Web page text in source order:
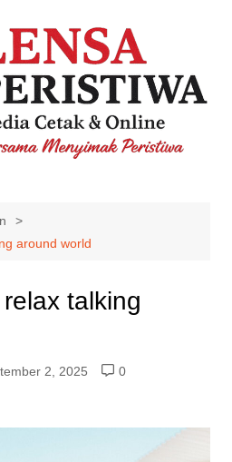
around world
talking
2, 2025
0